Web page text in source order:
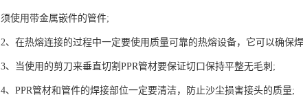
须使用带金属嵌件的管件;
2、在热熔连接的过程中一定要使用质量可靠的热熔设备，它可以确保
3、当使用的剪刀来垂直切割PPR管材要保证切口保持平整无毛刺;
4、PPR管材和管件的焊接部位一定要清洁，防止沙尘损害接头的质量;